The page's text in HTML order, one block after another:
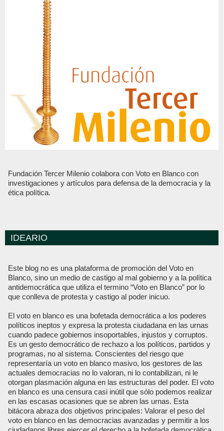
Fundación Tercer Milenio colabora con Voto en Blanco con
investigaciones y artículos para defensa de la democracia y la
ética política.
IDEARIO
Este blog no es una plataforma de promoción del Voto en
Blanco, sino un medio de castigo al mal gobierno y a la política
antidemocrática que utiliza el termino “Voto en Blanco” por lo
que conlleva de protesta y castigo al poder inicuo.
El voto en blanco es una bofetada democrática a los poderes
políticos ineptos y expresa la protesta ciudadana en las urnas
cuando padece gobiernos insoportables, injustos y corruptos.
Es un gesto democrático de rechazo a los políticos, partidos y
programas, no al sistema. Conscientes del riesgo que
representaría un voto en blanco masivo, los gestores de las
actuales democracias no lo valoran, ni lo contabilizan, ni le
otorgan plasmación alguna en las estructuras del poder. El voto
en blanco es una censura casi inútil que sólo podemos realizar
en las escasas ocasiones que se abren las urnas. Esta
bitácora abraza dos objetivos principales: Valorar el peso del
voto en blanco en las democracias avanzadas y permitir a los